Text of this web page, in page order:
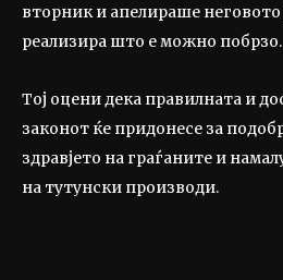
вторник и апелираше неговото
реализира што е можно побрзо.
Тој оцени дека правилната и
законот ќе придонесе за
здравјето на граѓаните и
на тутунски производи.